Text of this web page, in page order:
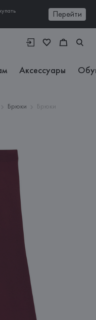
Перейти
Аксессуары
Брюки
Брюки